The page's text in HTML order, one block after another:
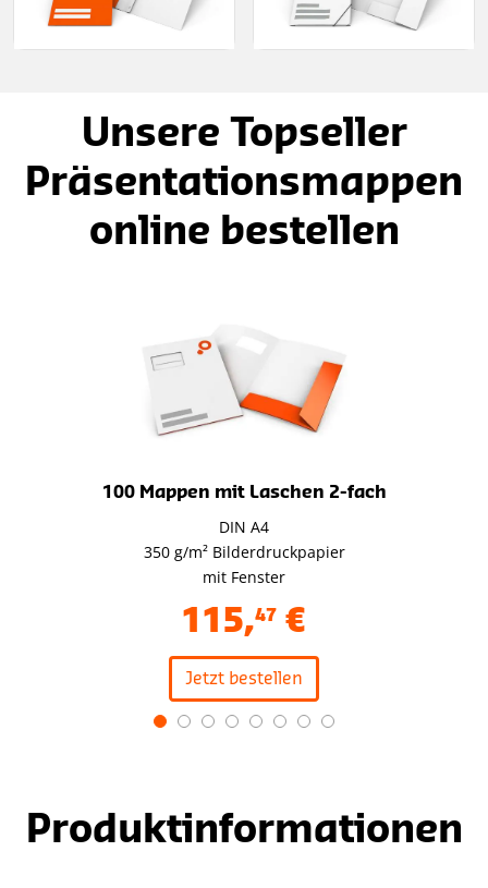
Unsere Topseller
Präsentationsmappen
online bestellen
100 Mappen mit Laschen 2-fach
DIN A4
350 g/m² Bilderdruckpapier
mit Fenster
115,47 €
Jetzt bestellen
Produktinformationen